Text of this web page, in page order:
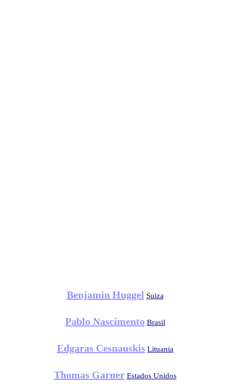
Benjamin Huggel Suiza
Pablo Nascimento Brasil
Edgaras Cesnauskis Lituania
Thomas Garner Estados Unidos